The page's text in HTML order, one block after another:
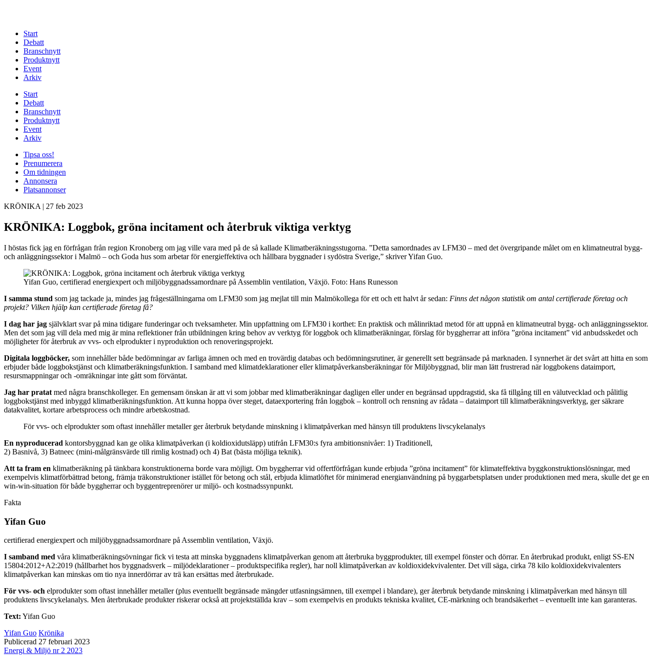
Start
Debatt
Branschnytt
Produktnytt
Event
Arkiv
Start
Debatt
Branschnytt
Produktnytt
Event
Arkiv
Tipsa oss!
Prenumerera
Om tidningen
Annonsera
Platsannonser
KRÖNIKA | 27 feb 2023
KRÖNIKA: Loggbok, gröna incitament och återbruk viktiga verktyg
I höstas fick jag en förfrågan från region Kronoberg om jag ville vara med på de så kallade Klimatberäkningsstugorna. ”Detta samordnades av LFM30 – med det övergripande målet om en klimatneutral bygg-
och anläggningssektor i Malmö – och Goda hus som arbetar för energieffektiva och hållbara byggnader i sydöstra Sverige,” skriver Yifan Guo.
Yifan Guo, certifierad energiexpert och miljöbyggnadssamordnare på Assemblin ventilation, Växjö. Foto: Hans Runesson
I samma stund som jag tackade ja, mindes jag frågeställningarna om LFM30 som jag mejlat till min Malmökollega för ett och ett halvt år sedan: Finns det någon statistik om antal certifierade företag och
projekt? Vilken hjälp kan certifierade företag få?
I dag har jag självklart svar på mina tidigare funderingar och tveksamheter. Min uppfattning om LFM30 i korthet: En praktisk och målinriktad metod för att uppnå en klimatneutral bygg- och anläggningssektor.
Men det som jag vill dela med mig är mina reflektioner från utbildningen kring behov av verktyg för loggbok och klimatberäkningar, förslag för byggherrar att införa ”gröna incitament” vid anbudsskedet och
möjligheter för återbruk av vvs- och elprodukter i nyproduktion och renoveringsprojekt.
Digitala loggböcker, som innehåller både bedömningar av farliga ämnen och med en trovärdig databas och bedömningsrutiner, är generellt sett begränsade på marknaden. I synnerhet är det svårt att hitta en som
erbjuder både loggbokstjänst och klimatberäkningsfunktion. I samband med klimatdeklarationer eller klimatpåverkansberäkningar för Miljöbyggnad, blir man lätt frustrerad när loggbokens dataimport,
resursmappningar och -omräkningar inte gått som förväntat.
Jag har pratat med några branschkolleger. En gemensam önskan är att vi som jobbar med klimatberäkningar dagligen eller under en begränsad uppdragstid, ska få tillgång till en välutvecklad och pålitlig
loggbokstjänst med inbyggd klimatberäkningsfunktion. Att kunna hoppa över steget, dataexportering från loggbok – kontroll och rensning av rådata – dataimport till klimatberäkningsverktyg, ger säkrare
datakvalitet, kortare arbetsprocess och mindre arbetskostnad.
För vvs- och elprodukter som oftast innehåller metaller ger återbruk betydande minskning i klimatpåverkan med hänsyn till produktens livscykelanalys
En nyproducerad kontorsbyggnad kan ge olika klimatpåverkan (i koldioxidutsläpp) utifrån LFM30:s fyra ambitionsnivåer: 1) Traditionell,
2) Basnivå, 3) Batneec (mini-målgränsvärde till rimlig kostnad) och 4) Bat (bästa möjliga teknik).
Att ta fram en klimatberäkning på tänkbara konstruktionerna borde vara möjligt. Om byggherrar vid offertförfrågan kunde erbjuda ”gröna incitament” för klimateffektiva byggkonstruktionslösningar, med
exempelvis klimatförbättrad betong, främja träkonstruktioner istället för betong och stål, erbjuda klimatlöftet för minimerad energianvändning på byggarbetsplatsen under produktionen med mera, skulle det ge en
win-win-situation för både byggherrar och byggentreprenörer ur miljö- och kostnadssynpunkt.
Fakta
Yifan Guo
certifierad energiexpert och miljöbyggnadssamordnare på Assemblin ventilation, Växjö.
I samband med våra klimatberäkningsövningar fick vi testa att minska byggnadens klimatpåverkan genom att återbruka byggprodukter, till exempel fönster och dörrar. En återbrukad produkt, enligt SS-EN
15804:2012+A2:2019 (hållbarhet hos byggnadsverk – miljödeklarationer – produktspecifika regler), har noll klimatpåverkan av koldioxid­ekvivalenter. Det vill säga, cirka 78 kilo koldioxidekvivalenters
klimatpåverkan kan minskas om tio nya innerdörrar av trä kan ersättas med återbrukade.
För vvs- och elprodukter som oftast innehåller metaller (plus eventuellt begränsade mängder utfasningsämnen, till exempel i blandare), ger återbruk betydande minskning i klimatpåverkan med hänsyn till
produktens livscykelanalys. Men återbrukade produkter riskerar också att projektställda krav – som exempelvis en produkts tekniska kvalitet, CE-märkning och brandsäkerhet – eventuellt inte kan garanteras.
Text: Yifan Guo
Yifan Guo Krönika
Publicerad 27 februari 2023
Energi & Miljö nr 2 2023